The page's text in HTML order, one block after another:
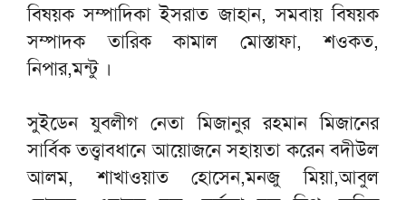
বিষয়ক সম্পাদিকা ইসরাত জাহান, সমবায় বিষয়ক
সম্পাদক তারিক কামাল মোস্তাফা, শওকত,
নিপার,মন্টু ।
সুইডেন যুবলীগ নেতা মিজানুর রহমান মিজানের
সার্বিক তত্ত্বাবধানে আয়োজনে সহায়তা করেন বদীউল
আলম, শাখাওয়াত হোসেন,মনজু মিয়া,আবুল